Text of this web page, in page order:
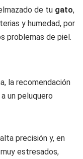
de tu gato,
y humedad, por
problemas de piel.
la recomendación
un peluquero
precisión y, en
muy estresados,